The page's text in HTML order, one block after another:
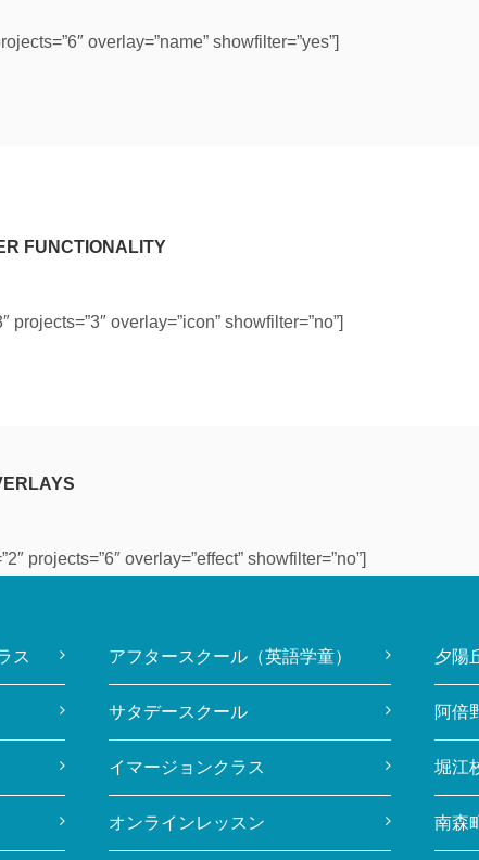
overlay=”name” showfilter=”yes”]
FUNCTIONALITY
overlay=”icon” showfilter=”no”]
projects=”6″ overlay=”effect” showfilter=”no”]
ス アフタースクール（英語学童）
サタデースクール
イマージョンクラス
オンラインレッスン
夕陽
阿倍
堀江
南森